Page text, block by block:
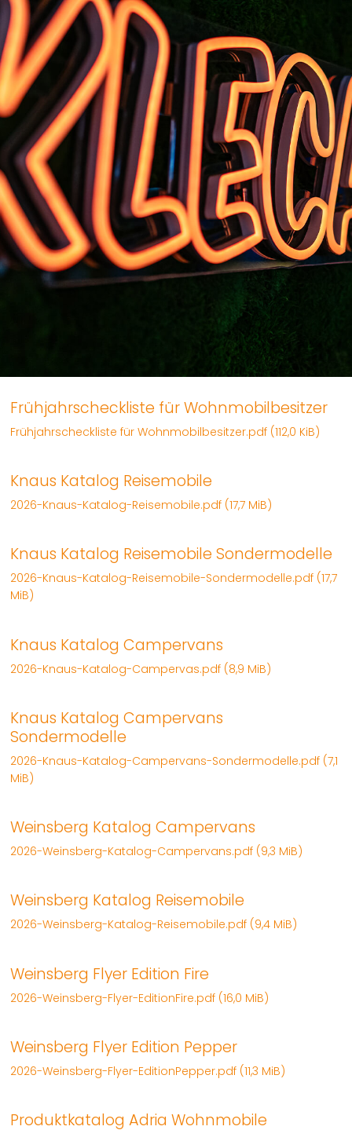
Frühjahrscheckliste für Wohnmobilbesitzer
Frühjahrscheckliste für Wohnmobilbesitzer.pdf (112,0 KiB)
Knaus Katalog Reisemobile
2026-Knaus-Katalog-Reisemobile.pdf (17,7 MiB)
Knaus Katalog Reisemobile Sondermodelle
2026-Knaus-Katalog-Reisemobile-Sondermodelle.pdf (17,7
MiB)
Knaus Katalog Campervans
2026-Knaus-Katalog-Campervas.pdf (8,9 MiB)
Knaus Katalog Campervans
Sondermodelle
2026-Knaus-Katalog-Campervans-Sondermodelle.pdf (7,1
MiB)
Weinsberg Katalog Campervans
2026-Weinsberg-Katalog-Campervans.pdf (9,3 MiB)
Weinsberg Katalog Reisemobile
2026-Weinsberg-Katalog-Reisemobile.pdf (9,4 MiB)
Weinsberg Flyer Edition Fire
2026-Weinsberg-Flyer-EditionFire.pdf (16,0 MiB)
Weinsberg Flyer Edition Pepper
2026-Weinsberg-Flyer-EditionPepper.pdf (11,3 MiB)
Produktkatalog Adria Wohnmobile